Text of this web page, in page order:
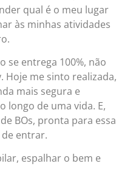
qual é o meu lugar
às minhas atividades
se entrega 100%, não
Hoje me sinto realizada,
mais segura e
longo de uma vida. E,
BOs, pronta para essa
de entrar.
espalhar o bem e